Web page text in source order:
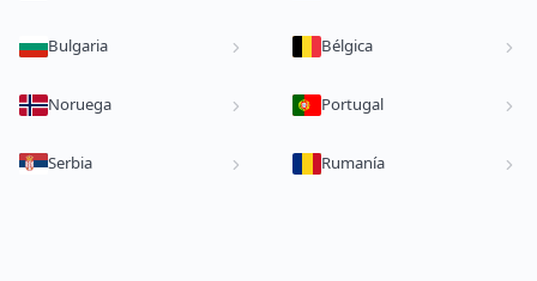
Bulgaria Bélgica
Noruega Portugal
Serbia Rumanía